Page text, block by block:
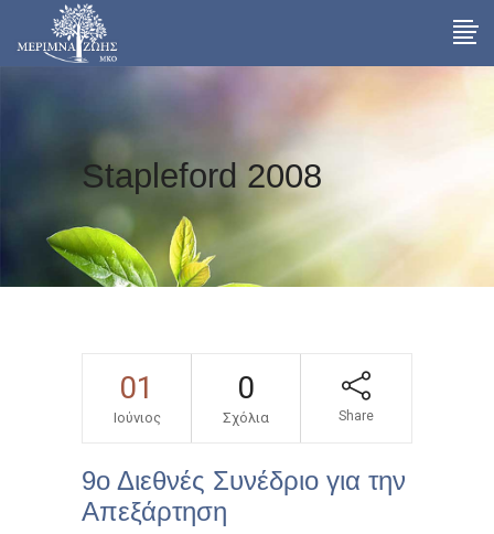
Stapleford 2008
01
Ιούνιος
0
Σχόλια Share
9ο Διεθνές Συνέδριο για την
Απεξάρτηση